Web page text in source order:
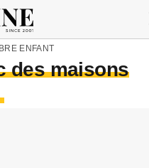
ENFANT
des maisons